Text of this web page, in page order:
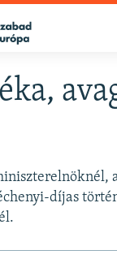
díjas
Podcasts